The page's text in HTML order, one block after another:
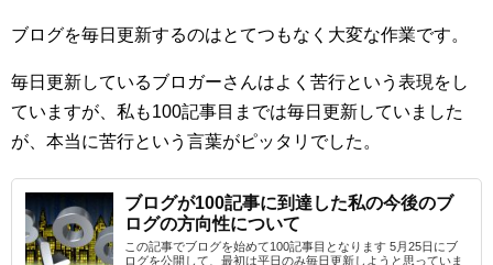
ブログを毎日更新するのはとてつもなく大変な作業です。
毎日更新しているブロガーさんはよく苦行という表現をし
ていますが、私も100記事目までは毎日更新していました
が、本当に苦行という言葉がピッタリでした。
ブログが100記事に到達した私の今後のブ
ログの方向性について
この記事でブログを始めて100記事目となります 5月25日にブ
ログを公開して、最初は平日のみ毎日更新しようと思っていま